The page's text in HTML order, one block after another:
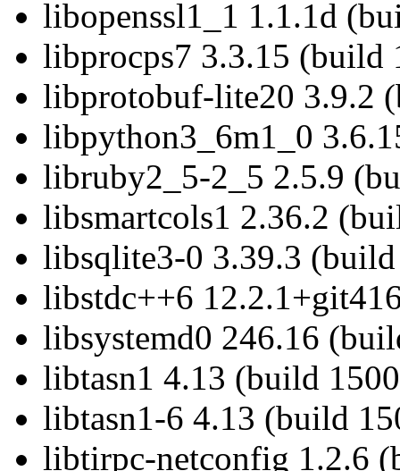
libopenssl1_1 1.1.1d
libprocps7 3.3.15 (build
libprotobuf-lite20 3.9.2
libpython3_6m1_0
libruby2_5-2_5 2.5.9
libsmartcols1 2.36.2
libsqlite3-0 3.39.3
libstdc++6
libsystemd0 246.16
libtasn1 4.13 (build
libtasn1-6 4.13 (build
libtirpc-netconfig 1.2.6